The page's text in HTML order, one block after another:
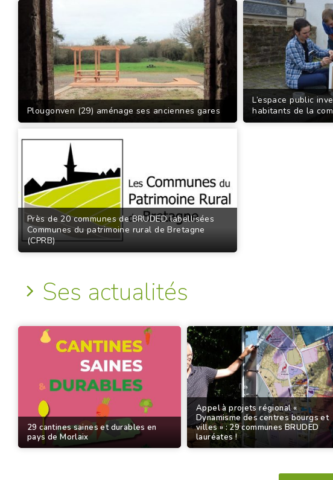
Plougonven (29) aménage ses anciennes gares
L’espace public
habitants de la
Près de 20 communes de BRUDED labellisées
Communes du patrimoine rural de Bretagne
(CPRB)
Ses actualités
29 cantines saines et durables en
pays de Morlaix
Appel à projets régional «
Dynamisme des centres bourgs et
villes » : 29 communes BRUDED
lauréates !